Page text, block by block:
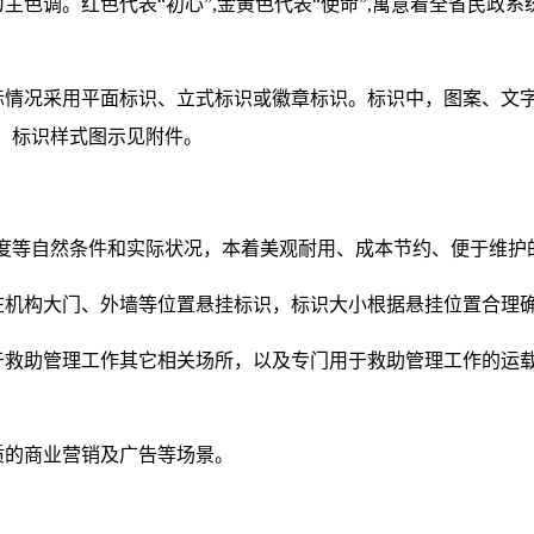
色调。红色代表“初心”,金黄色代表“使命”,寓意着全省民政
况采用平面标识、立式标识或徽章标识。标识中，图案、文
识样式图示见附件。
等自然条件和实际状况，本着美观耐用、成本节约、便于维
构大门、外墙等位置悬挂标识，标识大小根据悬挂位置合理
助管理工作其它相关场所，以及专门用于救助管理工作的运
商业营销及广告等场景。